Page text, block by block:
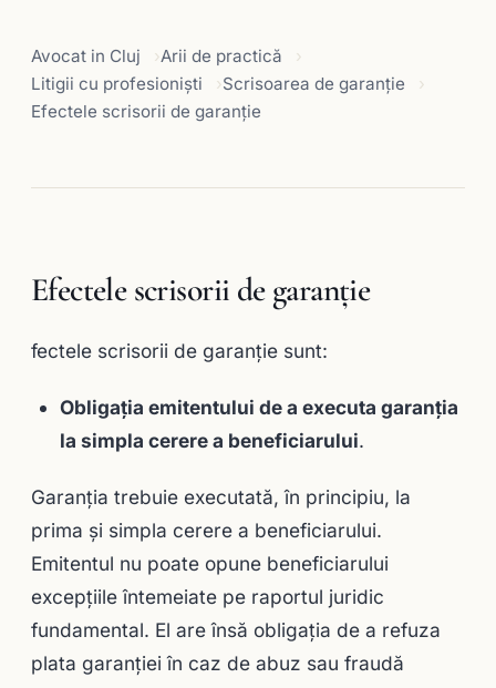
Avocat in Cluj
Arii de practică
Litigii cu profesioniști
Scrisoarea de garanţie
Efectele scrisorii de garanţie
Efectele scrisorii de garanţie
fectele scrisorii de garanţie sunt:
Obligaţia emitentului de a executa garanţia
la simpla cerere a beneficiarului.
Garanţia trebuie executată, în principiu, la
prima şi simpla cerere a beneficiarului.
Emitentul nu poate opune beneficiarului
excepţiile întemeiate pe raportul juridic
fundamental. El are însă obligaţia de a refuza
plata garanţiei în caz de abuz sau fraudă